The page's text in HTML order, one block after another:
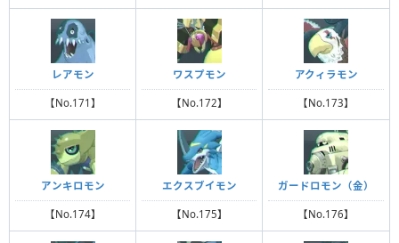
レアモン
【No.171】
ワスプモン
【No.172】
アクィラモン
【No.173】
アンキロモン
【No.174】
エクスブイモン
【No.175】
ガードロモン（金）
【No.176】